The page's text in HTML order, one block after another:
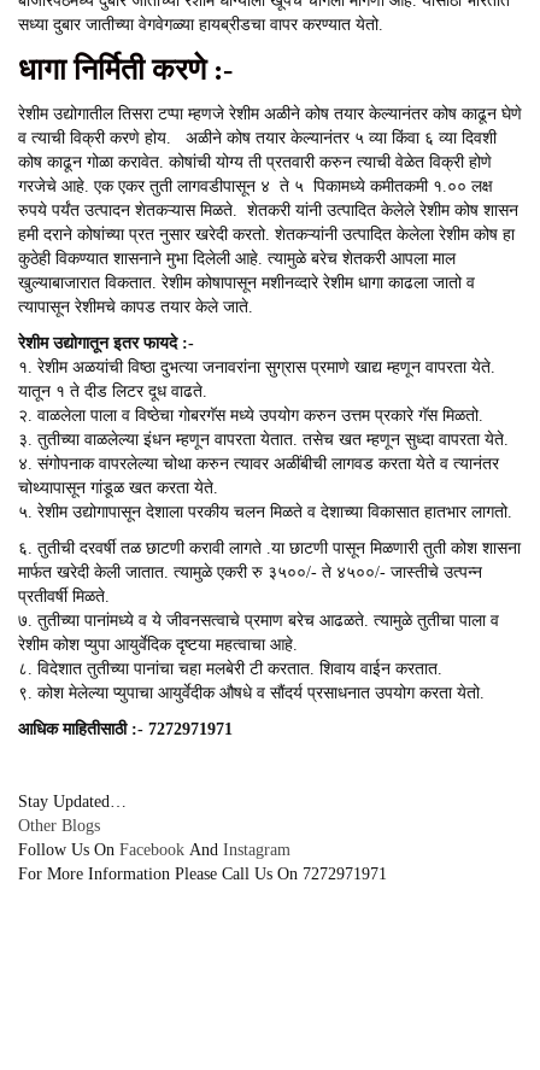
सध्या दुबार जातीच्या वेगवेगळ्या हायब्रीडचा वापर करण्यात येतो.
धागा निर्मिती करणे :-
रेशीम उद्योगातील तिसरा टप्पा म्हणजे रेशीम अळीने कोष तयार केल्यानंतर कोष काढून घेणे
व त्याची विक्री करणे होय. अळीने कोष तयार केल्यानंतर ५ व्या किंवा ६ व्या दिवशी
कोष काढून गोळा करावेत. कोषांची योग्य ती प्रतवारी करुन त्याची वेळेत विक्री होणे
गरजेचे आहे. एक एकर तुती लागवडीपासून ४ ते ५ पिकामध्ये कमीतकमी १.०० लक्ष
रुपये पर्यंत उत्पादन शेतकऱ्यास मिळते. शेतकरी यांनी उत्पादित केलेले रेशीम कोष शासन
हमी दराने कोषांच्या प्रत नुसार खरेदी करतो. शेतकऱ्यांनी उत्पादित केलेला रेशीम कोष हा
कुठेही विकण्यात शासनाने मुभा दिलेली आहे. त्यामुळे बरेच शेतकरी आपला माल
खुल्याबाजारात विकतात. रेशीम कोषापासून मशीनव्दारे रेशीम धागा काढला जातो व
त्यापासून रेशीमचे कापड तयार केले जाते.
रेशीम उद्योगातून इतर फायदे :-
१. रेशीम अळयांची विष्ठा दुभत्या जनावरांना सुग्रास प्रमाणे खाद्य म्हणून वापरता येते.
यातून १ ते दीड लिटर दूध वाढते.
२. वाळलेला पाला व विष्ठेचा गोबरगॅस मध्ये उपयोग करुन उत्तम प्रकारे गॅस मिळतो.
३. तुतीच्या वाळलेल्या इंधन म्हणून वापरता येतात. तसेच खत म्हणून सुध्दा वापरता येते.
४. संगोपनाक वापरलेल्या चोथा करुन त्यावर अळींबीची लागवड करता येते व त्यानंतर
चोथ्यापासून गांडूळ खत करता येते.
५. रेशीम उद्योगापासून देशाला परकीय चलन मिळते व देशाच्या विकासात हातभार लागतो.
६. तुतीची दरवर्षी तळ छाटणी करावी लागते .या छाटणी पासून मिळणारी तुती कोश शासना
मार्फत खरेदी केली जातात. त्यामुळे एकरी रु ३५००/- ते ४५००/- जास्तीचे उत्पन्न
प्रतीवर्षी मिळते.
७. तुतीच्या पानांमध्ये व ये जीवनसत्वाचे प्रमाण बरेच आढळते. त्यामुळे तुतीचा पाला व
रेशीम कोश प्युपा आयुर्वेदिक दृष्टया महत्वाचा आहे.
८. विदेशात तुतीच्या पानांचा चहा मलबेरी टी करतात. शिवाय वाईन करतात.
९. कोश मेलेल्या प्युपाचा आयुर्वेदीक औषधे व सौंदर्य प्रसाधनात उपयोग करता येतो.
आधिक माहितीसाठी :- 7272971971
Stay Updated…
Other Blogs
Follow Us On Facebook And Instagram
For More Information Please Call Us On 7272971971